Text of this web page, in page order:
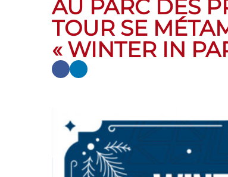
AU PARC DES
TOUR SE
« WINTER IN